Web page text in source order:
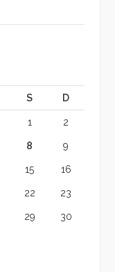
S D
1 2
8 9
15 16
22 23
29 30